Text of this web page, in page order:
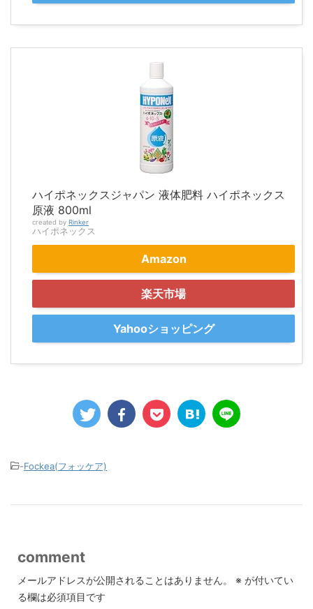
ハイポネックスジャパン 液体肥料 ハイポネックス
原液 800ml
created by Rinker
ハイポネックス
Amazon
楽天市場
Yahooショッピング
-Fockea(フォッケア)
comment
メールアドレスが公開されることはありません。 ※ が付いてい
る欄は必須項目です